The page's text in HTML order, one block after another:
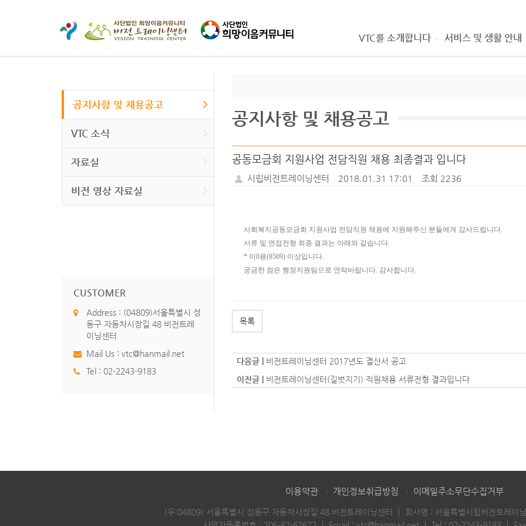
VTC를 소개합니다 서비스 및 생활 안내
공지사항 및 채용공고
VTC 소식
자료실
비전 영상 자료실
CUSTOMER
Address : (04809)서울특별시 성
동구 자동차시장길 48 비전트레
이닝센터
Mail Us : vtc@hanmail.net
Tel : 02-2243-9183
공지사항 및 채용공고
공동모금회 지원사업 전담직원 채용 최종결과 입니다
시립비전트레이닝센터 2018.01.31 17:01 조회 2236
사회복지공동모금회 지원사업 전담직원 채용에 지원해주신 분들에게 감사드립니다.
서류 및 면접전형 최종 결과는 아래와 같습니다.
* 이0용(8509) 이상입니다.
궁금한 점은 행정지원팀으로 연락바랍니다. 감사합니다.
목록
다음글 | 비전트레이닝센터 2017년도 결산서 공고
이전글 | 비전트레이닝센터(길벗지기) 직원채용 서류전형 결과입니다
이용약관 개인정보취급방침 이메일주소무단수집거부
(우:04809) 서울특별시 성동구 자동차시장길 48 비전트레이닝센터 회사명 : 서울특별시립비전트레이